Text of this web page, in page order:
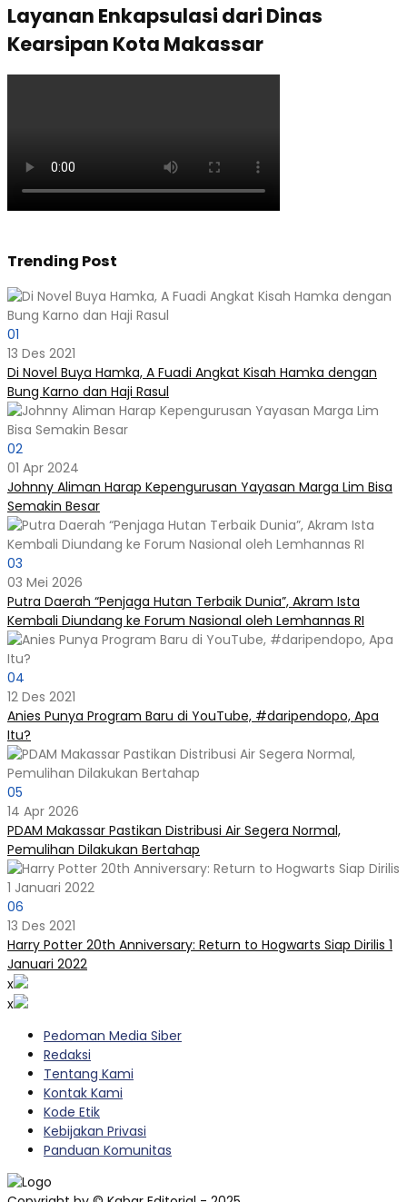
Layanan Enkapsulasi dari Dinas
Kearsipan Kota Makassar
Trending Post
01
13 Des 2021
Di Novel Buya Hamka, A Fuadi Angkat Kisah Hamka dengan
Bung Karno dan Haji Rasul
02
01 Apr 2024
Johnny Aliman Harap Kepengurusan Yayasan Marga Lim Bisa
Semakin Besar
03
03 Mei 2026
Putra Daerah “Penjaga Hutan Terbaik Dunia”, Akram Ista
Kembali Diundang ke Forum Nasional oleh Lemhannas RI
04
12 Des 2021
Anies Punya Program Baru di YouTube, #daripendopo, Apa
Itu?
05
14 Apr 2026
PDAM Makassar Pastikan Distribusi Air Segera Normal,
Pemulihan Dilakukan Bertahap
06
13 Des 2021
Harry Potter 20th Anniversary: Return to Hogwarts Siap Dirilis 1
Januari 2022
x
x
Pedoman Media Siber
Redaksi
Tentang Kami
Kontak Kami
Kode Etik
Kebijakan Privasi
Panduan Komunitas